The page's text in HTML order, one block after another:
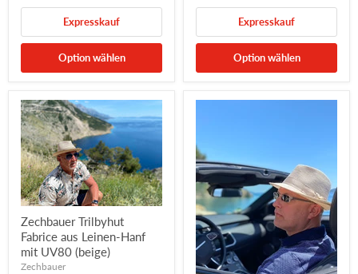
Expresskauf
Option wählen
Expresskauf
Option wählen
Zechbauer Trilbyhut
Fabrice aus Leinen-Hanf
mit UV80 (beige)
Zechbauer